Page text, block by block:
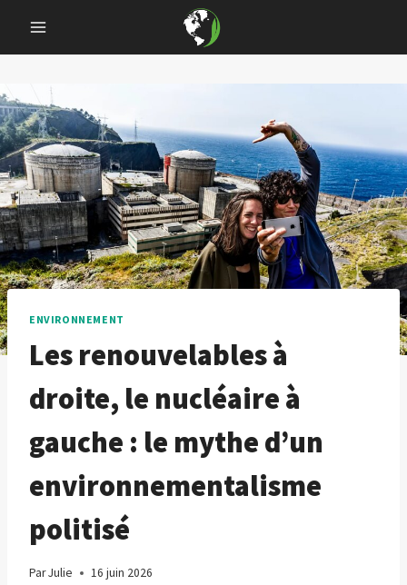
content
ENVIRONNEMENT
Les renouvelables à
droite, le nucléaire à
gauche : le mythe d’un
environnementalisme
politisé
ParJulie 16 juin 2026